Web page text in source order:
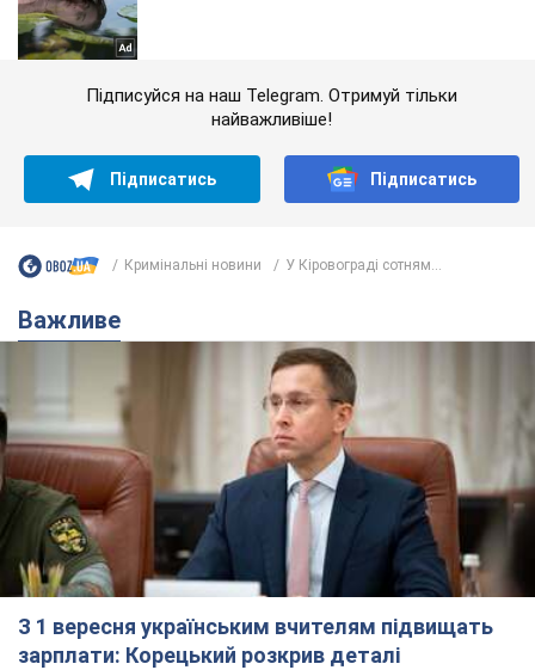
Підписуйся на наш Telegram. Отримуй тільки
найважливіше!
Підписатись Підписатись
Кримінальні новини У Кіровограді сотням...
Важливе
З 1 вересня українським вчителям підвищать
зарплати: Корецький розкрив деталі